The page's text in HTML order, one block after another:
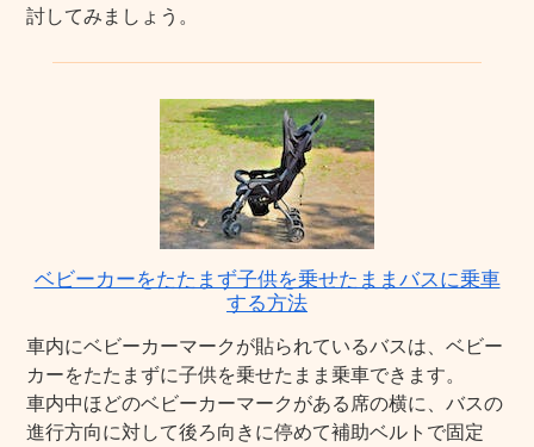
討してみましょう。
ベビーカーをたたまず子供を乗せたままバスに乗車
する方法
車内にベビーカーマークが貼られているバスは、ベビー
カーをたたまずに子供を乗せたまま乗車できます。
車内中ほどのベビーカーマークがある席の横に、バスの
進行方向に対して後ろ向きに停めて補助ベルトで固定